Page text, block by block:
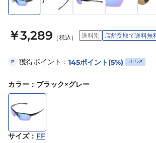
￥3,289 （税込） 送料別 店舗受取で送料無
P 獲得ポイント： 145ポイント(5%) UP
カラー ： ブラック×グレー
サイズ： FF